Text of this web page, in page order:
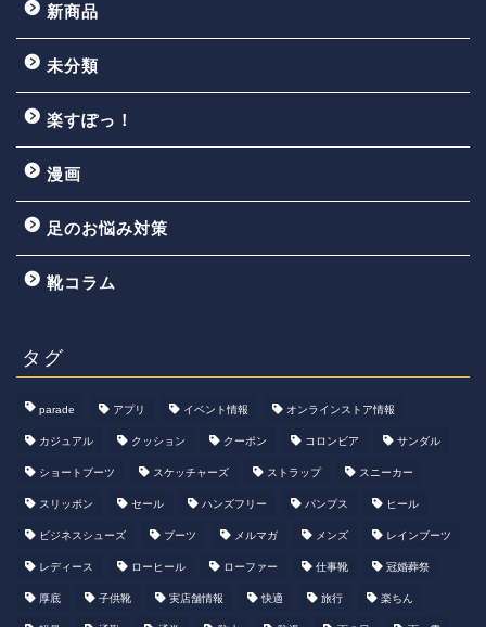
新商品
未分類
楽すぽっ！
漫画
足のお悩み対策
靴コラム
タグ
parade アプリ イベント情報 オンラインストア情報
カジュアル クッション クーポン コロンビア サンダル
ショートブーツ スケッチャーズ ストラップ スニーカー
スリッポン セール ハンズフリー パンプス ヒール
ビジネスシューズ ブーツ メルマガ メンズ レインブーツ
レディース ローヒール ローファー 仕事靴 冠婚葬祭
厚底 子供靴 実店舗情報 快適 旅行 楽ちん